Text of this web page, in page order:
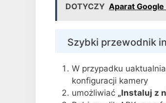
DOTYCZY Aparat Google
Szybki przewodnik
W przypadku
konfiguracji kamery
umożliwiać „Instaluj z